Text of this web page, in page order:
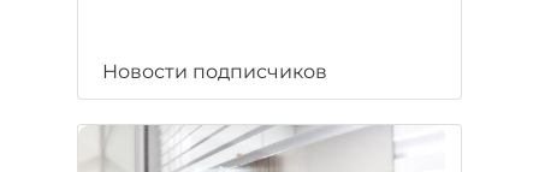
Новости подписчиков